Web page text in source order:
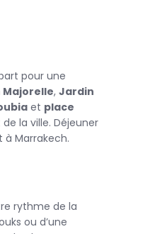
pour une
, Jardin
et place
la ville. Déjeuner
à Marrakech.
rythme de la
ou d’une